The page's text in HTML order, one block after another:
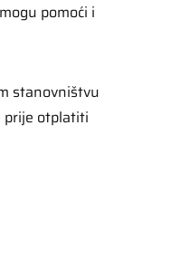
pomoći i
stanovništvu
prije otplatiti